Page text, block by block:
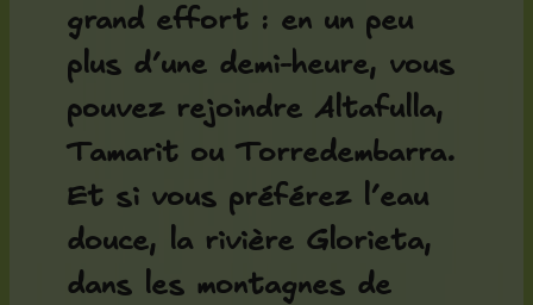
grand effort : en un peu
plus d’une demi-heure, vous
pouvez rejoindre Altafulla,
Tamarit ou Torredembarra.
Et si vous préférez l’eau
douce, la rivière Glorieta,
dans les montagnes de